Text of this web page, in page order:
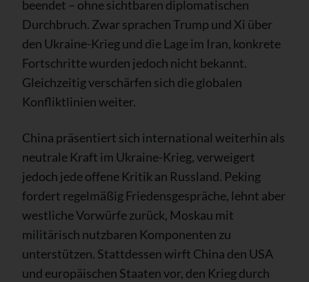
beendet – ohne sichtbaren diplomatischen
Durchbruch. Zwar sprachen Trump und Xi über
den Ukraine-Krieg und die Lage im Iran, konkrete
Fortschritte wurden jedoch nicht bekannt.
Gleichzeitig verschärfen sich die globalen
Konfliktlinien weiter.
China präsentiert sich international weiterhin als
neutrale Kraft im Ukraine-Krieg, verweigert
jedoch jede offene Kritik an Russland. Peking
fordert regelmäßig Friedensgespräche, lehnt aber
westliche Vorwürfe zurück, Moskau mit
militärisch nutzbaren Komponenten zu
unterstützen. Stattdessen wirft China den USA
und europäischen Staaten vor, den Krieg durch